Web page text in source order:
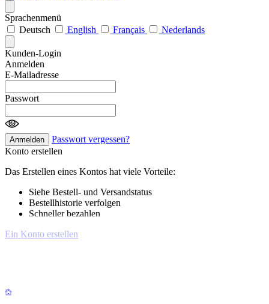
Sprachenmenü
Deutsch
English Français Nederlands
Kunden-Login
Anmelden
E-Mailadresse
Passwort
Anmelden
Passwort vergessen?
Konto erstellen
Das Erstellen eines Kontos hat viele Vorteile:
Siehe Bestell- und Versandstatus
Bestellhistorie verfolgen
Schneller bezahlen
Ein Konto erstellen